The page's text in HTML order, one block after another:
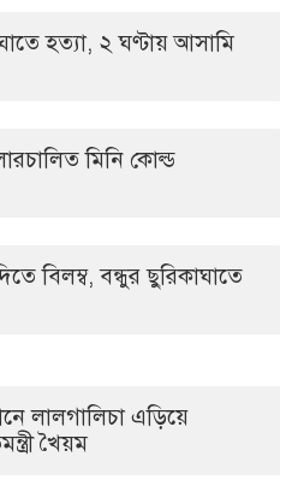
হত্যা, ২ ঘণ্টায় আসামি
মিনি কোল্ড
বিলম্ব, বন্ধুর ছুরিকাঘাতে
লালগালিচা এড়িয়ে
খৈয়ম